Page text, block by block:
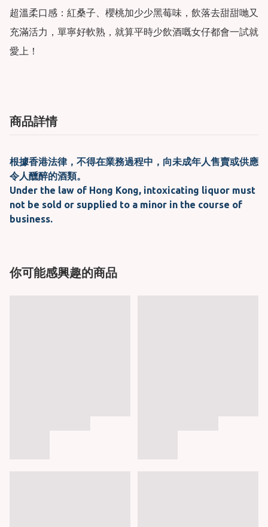
超溫柔口感：紅桑子、櫻桃加少少黑莓味，飲落去甜甜哋又
充滿活力，單寧好軟熟，就算平時少飲酒嘅女仔都會一試就
愛上！
商品詳情
根據香港法律，不得在業務過程中，向未成年人售賣或供應
令人醺醉的酒類。
Under the law of Hong Kong, intoxicating liquor must
not be sold or supplied to a minor in the course of
business.
你可能感興趣的商品